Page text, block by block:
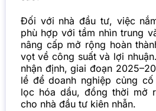
Đối với nhà đầu tư, việc
phù hợp với tầm nhìn trung
nâng cấp mở rộng hoàn
vọt về công suất và lợi
nhận định, giai đoạn
lề để doanh nghiệp củng
lọc hóa dầu, đồng thời mở
cho nhà đầu tư kiên nhẫn.